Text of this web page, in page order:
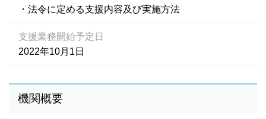
・法令に定める支援内容及び実施方法
支援業務開始予定日
2022年10月1日
機関概要